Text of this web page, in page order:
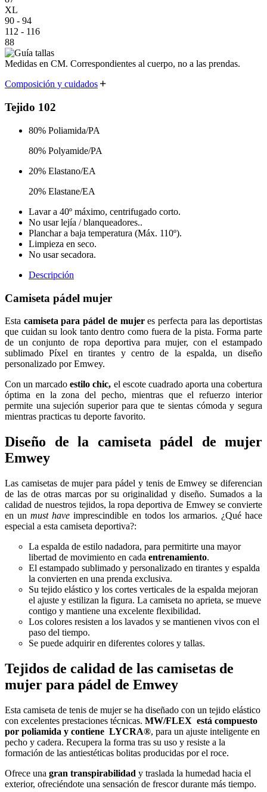
XL
90 - 94
112 - 116
88
Medidas en CM. Correspondientes al cuerpo, no a las prendas.
Composición y cuidados
Tejido 102
80% Poliamida/PA
80% Polyamide/PA
20% Elastano/EA
20% Elastane/EA
Lavar a 40º máximo, centrifugado corto.
No usar lejía / blanqueadores..
Planchar a baja temperatura (Máx. 110º).
Limpieza en seco.
No usar secadora.
Descripción
Camiseta pádel mujer
Esta camiseta para pádel de mujeres perfecta para las deportistas
que cuidan su look tanto dentro como fuera de la pista. Forma parte
de un conjunto de ropa deportiva para mujer, con el estampado
sublimado Píxel en tirantes y centro de la espalda, un diseño
personalizado por Emwey.
Con un marcado estilo chic, el escote cuadrado aporta una cobertura
óptima en la zona del pecho, mientras que el refuerzo interior
permite una sujeción superior para que te sientas cómoda y segura
mientras practicas tu deporte favorito.
Diseño de la camiseta pádel de mujer
Emwey
Las camisetas de mujer para pádel y tenis de Emwey se diferencian
de las de otras marcas por su originalidad y diseño. Sumados a la
calidad de nuestros tejidos, la ropa deportiva de Emwey se convierte
en unmust have imprescindible en todos los armarios. ¿Qué hace
especial a esta camiseta deportiva?:
La espalda de estilo nadadora, para permitirte una mayor
libertad de movimiento en cada entrenamiento.
El estampado sublimado y personalizado en tirantes y espalda
la convierten en una prenda exclusiva.
Su tejido elástico y los cortes verticales de la espalda mejoran
el ajuste y estilizan la figura. La camiseta no aprieta, se mueve
contigo y mantiene una excelente flexibilidad.
Los colores resisten a los lavados y se mantienen vivos con el
paso del tiempo.
Se puede adquirir en diferentes colores y tallas.
Tejidos de calidad de las camisetas de
mujer para pádel de Emwey
Esta camiseta de tenis de mujer se ha diseñado con un tejido elástico
con excelentes prestaciones técnicas. MW/FLEX está compuesto
por poliamida y contiene LYCRA®, para un ajuste inteligente en
pecho y cadera. Recupera la forma tras su uso y resiste a la
formación de las antiestéticas bolitas producidas por el roce.
Ofrece una gran transpirabilidad y traslada la humedad hacia el
exterior, ofreciéndote una sensación de frescor durante más tiempo.